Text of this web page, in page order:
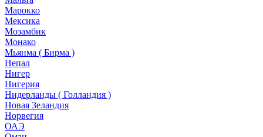
Марокко
Мексика
Мозамбик
Монако
Мьянма ( Бирма )
Непал
Нигер
Нигерия
Нидерланды ( Голландия )
Новая Зеландия
Норвегия
ОАЭ